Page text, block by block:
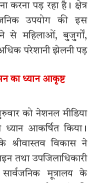
करना पड़ रहा है। क्षेत्र
उपयोग की इस
से महिलाओं, बुजुर्गों,
अधिक परेशानी झेलनी पड़
का ध्यान आकृष्ट
को नेशनल मीडिया
आकर्षित किया।
श्रीवास्तव विकास ने
तथा उपजिलाधिकारी
मूत्रालय के